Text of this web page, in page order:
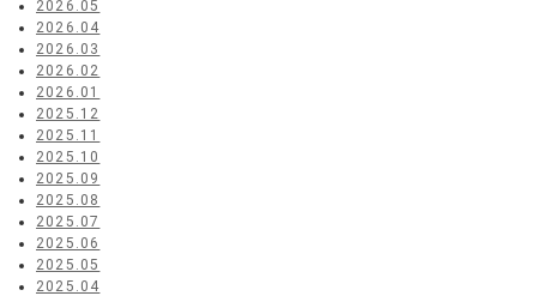
2026.05
2026.04
2026.03
2026.02
2026.01
2025.12
2025.11
2025.10
2025.09
2025.08
2025.07
2025.06
2025.05
2025.04